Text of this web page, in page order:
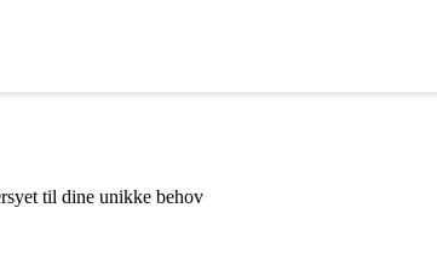
til dine unikke behov